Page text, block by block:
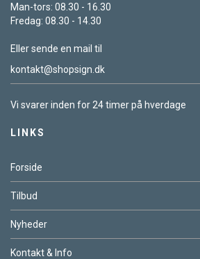
Man-tors: 08.30 - 16.30
Fredag: 08.30 - 14.30
Eller sende en mail til
kontakt@shopsign.dk
Vi svarer inden for 24 timer på hverdage
LINKS
Forside
Tilbud
Nyheder
Kontakt & Info